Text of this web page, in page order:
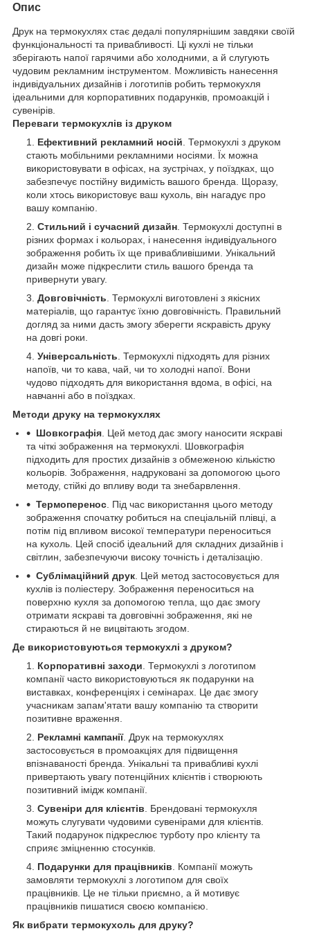
Опис
Друк на термокухлях стає дедалі популярнішим завдяки своїй
функціональності та привабливості. Ці кухлі не тільки
зберігають напої гарячими або холодними, а й слугують
чудовим рекламним інструментом. Можливість нанесення
індивідуальних дизайнів і логотипів робить термокухля
ідеальними для корпоративних подарунків, промоакцій і
сувенірів.
Переваги термокухлів із друком
Ефективний рекламний носій . Термокухлі з друком
стають мобільними рекламними носіями. Їх можна
використовувати в офісах, на зустрічах, у поїздках, що
забезпечує постійну видимість вашого бренда. Щоразу,
коли хтось використовує ваш кухоль, він нагадує про
вашу компанію.
Стильний і сучасний дизайн . Термокухлі доступні в
різних формах і кольорах, і нанесення індивідуального
зображення робить їх ще привабливішими. Унікальний
дизайн може підкреслити стиль вашого бренда та
привернути увагу.
Довговічність . Термокухлі виготовлені з якісних
матеріалів, що гарантує їхню довговічність. Правильний
догляд за ними дасть змогу зберегти яскравість друку
на довгі роки.
Універсальність . Термокухлі підходять для різних
напоїв, чи то кава, чай, чи то холодні напої. Вони
чудово підходять для використання вдома, в офісі, на
навчанні або в поїздках.
Методи друку на термокухлях
Шовкографія . Цей метод дає змогу наносити яскраві
та чіткі зображення на термокухлі. Шовкографія
підходить для простих дизайнів з обмеженою кількістю
кольорів. Зображення, надруковані за допомогою цього
методу, стійкі до впливу води та знебарвлення.
Термоперенос . Під час використання цього методу
зображення спочатку робиться на спеціальній плівці, а
потім під впливом високої температури переноситься
на кухоль. Цей спосіб ідеальний для складних дизайнів і
світлин, забезпечуючи високу точність і деталізацію.
Сублімаційний друк . Цей метод застосовується для
кухлів із поліестеру. Зображення переноситься на
поверхню кухля за допомогою тепла, що дає змогу
отримати яскраві та довговічні зображення, які не
стираються й не вицвітають згодом.
Де використовуються термокухлі з друком?
Корпоративні заходи . Термокухлі з логотипом
компанії часто використовуються як подарунки на
виставках, конференціях і семінарах. Це дає змогу
учасникам запам'ятати вашу компанію та створити
позитивне враження.
Рекламні кампанії. Друк на термокухлях
застосовується в промоакціях для підвищення
впізнаваності бренда. Унікальні та привабливі кухлі
привертають увагу потенційних клієнтів і створюють
позитивний імідж компанії.
Сувеніри для клієнтів . Брендовані термокухля
можуть слугувати чудовими сувенірами для клієнтів.
Такий подарунок підкреслює турботу про клієнту та
сприяє зміцненню стосунків.
Подарунки для працівників . Компанії можуть
замовляти термокухлі з логотипом для своїх
працівників. Це не тільки приємно, а й мотивує
працівників пишатися своєю компанією.
Як вибрати термокухоль для друку?